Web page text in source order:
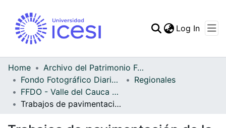
Statistics
Log In
Home
Archivo del Patrimonio Fotográfico y Fílmico del Valle del Cauca
Fondo Fotográfico Diario Occidente
Regionales
FFDO - Valle del Cauca - Patrimonial
Trabajos de pavimentación de la carretera Tamboral - El Salto